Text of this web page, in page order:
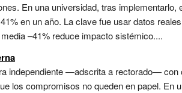
En una universidad, tras
en un año. La clave fue usar datos
–41% reduce impacto sistémico....
independiente —adscrita a rectorado—
los compromisos no queden en papel. En